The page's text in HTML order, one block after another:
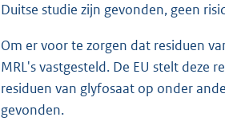
Duitse studie zijn gevonden, geen
Om er voor te zorgen dat residuen
MRL's vastgesteld. De EU stelt deze
residuen van glyfosaat op onder
gevonden.